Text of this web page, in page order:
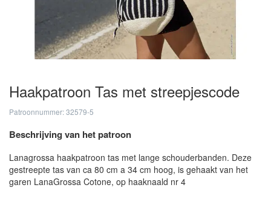
Haakpatroon Tas met streepjescode
Patroonnummer: 32579-5
Beschrijving van het patroon
Lanagrossa haakpatroon tas met lange schouderbanden. Deze
gestreepte tas van ca 80 cm a 34 cm hoog, is gehaakt van het
garen LanaGrossa Cotone, op haaknaald nr 4